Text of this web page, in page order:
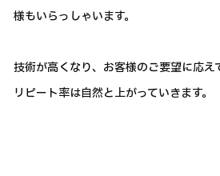
様もいらっしゃいます。
技術が高くなり、お客様のご要望に応
リピート率は自然と上がっていきます。